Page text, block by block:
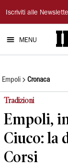
Il
Tirreno
Iscriviti alle
MENU
Empoli Cronaca
Tradizioni
Empoli,
Ciuco: la
Corsi